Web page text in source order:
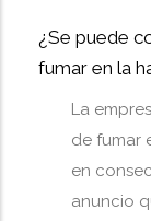
¿Se puede
fumar en la
La
de fumar
en
anuncio